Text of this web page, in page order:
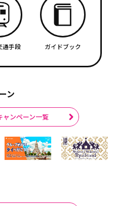
通手段 ガイドブック
ン
ャンペーン一覧